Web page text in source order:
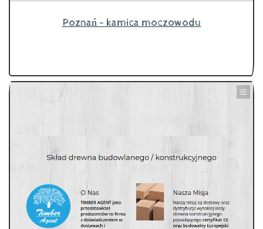
Poznań - kamica moczowodu